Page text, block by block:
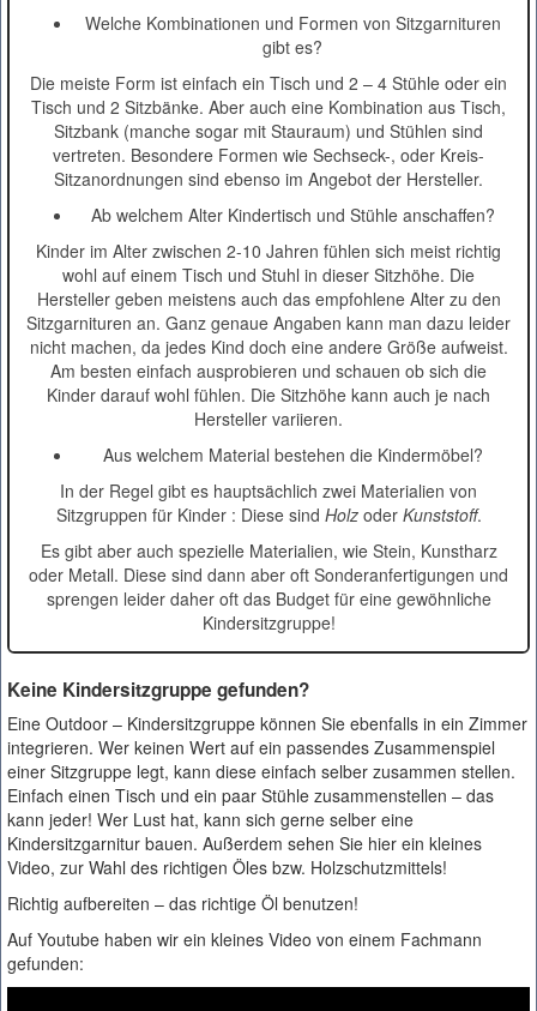
Welche Kombinationen und Formen von Sitzgarnituren
gibt es?
Die meiste Form ist einfach ein Tisch und 2 – 4 Stühle oder ein
Tisch und 2 Sitzbänke. Aber auch eine Kombination aus Tisch,
Sitzbank (manche sogar mit Stauraum) und Stühlen sind
vertreten. Besondere Formen wie Sechseck-, oder Kreis-
Sitzanordnungen sind ebenso im Angebot der Hersteller.
Ab welchem Alter Kindertisch und Stühle anschaffen?
Kinder im Alter zwischen 2-10 Jahren fühlen sich meist richtig
wohl auf einem Tisch und Stuhl in dieser Sitzhöhe. Die
Hersteller geben meistens auch das empfohlene Alter zu den
Sitzgarnituren an. Ganz genaue Angaben kann man dazu leider
nicht machen, da jedes Kind doch eine andere Größe aufweist.
Am besten einfach ausprobieren und schauen ob sich die
Kinder darauf wohl fühlen. Die Sitzhöhe kann auch je nach
Hersteller variieren.
Aus welchem Material bestehen die Kindermöbel?
In der Regel gibt es hauptsächlich zwei Materialien von
Sitzgruppen für Kinder : Diese sind Holzoder Kunststoff.
Es gibt aber auch spezielle Materialien, wie Stein, Kunstharz
oder Metall. Diese sind dann aber oft Sonderanfertigungen und
sprengen leider daher oft das Budget für eine gewöhnliche
Kindersitzgruppe!
Keine Kindersitzgruppe gefunden?
Eine Outdoor – Kindersitzgruppe können Sie ebenfalls in ein Zimmer
integrieren. Wer keinen Wert auf ein passendes Zusammenspiel
einer Sitzgruppe legt, kann diese einfach selber zusammen stellen.
Einfach einen Tisch und ein paar Stühle zusammenstellen – das
kann jeder! Wer Lust hat, kann sich gerne selber eine
Kindersitzgarnitur bauen. Außerdem sehen Sie hier ein kleines
Video, zur Wahl des richtigen Öles bzw. Holzschutzmittels!
Richtig aufbereiten – das richtige Öl benutzen!
Auf Youtube haben wir ein kleines Video von einem Fachmann
gefunden: